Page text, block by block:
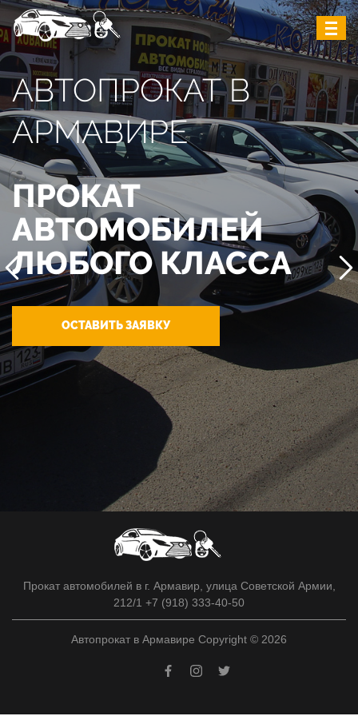
АВТОПРОКАТ В
АРМАВИРЕ
ПРОКАТ
АВТОМОБИЛЕЙ
ЛЮБОГО КЛАССА
ОСТАВИТЬ ЗАЯВКУ
Прокат автомобилей в г. Армавир, улица Советской Армии,
212/1 +7 (918) 333-40-50
Автопрокат в Армавире Copyright © 2026